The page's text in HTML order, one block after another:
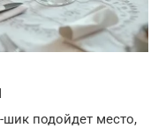
подойдет место,